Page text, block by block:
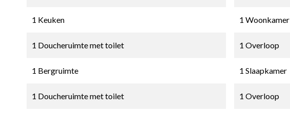
1 Keuken 1 Woonkamer
1 Doucheruimte met toilet 1 Overloop
1 Bergruimte 1 Slaapkamer
1 Doucheruimte met toilet 1 Overloop